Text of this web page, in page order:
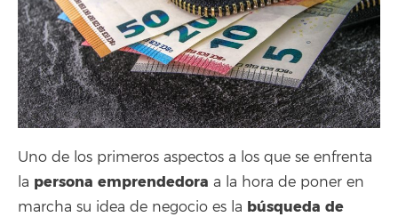
Uno de los primeros aspectos a los que se enfrenta
la persona emprendedora a la hora de poner en
marcha su idea de negocio es la búsqueda de